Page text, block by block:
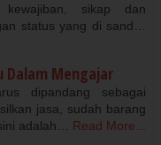
kewajiban, sikap dan
status yang di sand…
Dalam Mengajar
dipandang sebagai
jasa, sudah barang
adalah…
Read More...